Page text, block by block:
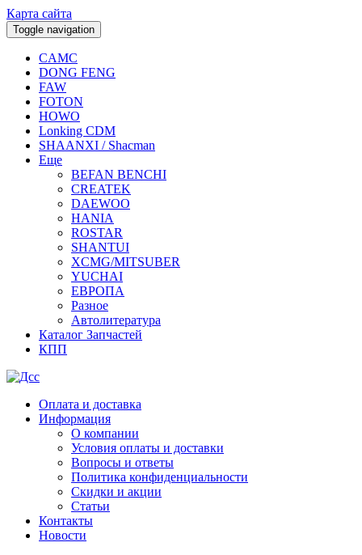
Карта сайта
Toggle navigation
CAMC
DONG FENG
FAW
FOTON
HOWO
Lonking CDM
SHAANXI / Shacman
Еще
BEFAN BENCHI
CREATEK
DAEWOO
HANIA
ROSTAR
SHANTUI
XCMG/MITSUBER
YUCHAI
ЕВРОПА
Разное
Aвтолитература
Каталог Запчастей
КПП
Оплата и доставка
Информация
О компании
Условия оплаты и доставки
Вопросы и ответы
Политика конфиденциальности
Скидки и акции
Статьи
Контакты
Новости